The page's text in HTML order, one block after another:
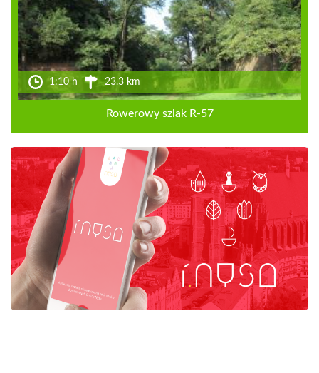
1:10 h 23.3 km
Rowerowy szlak R-57